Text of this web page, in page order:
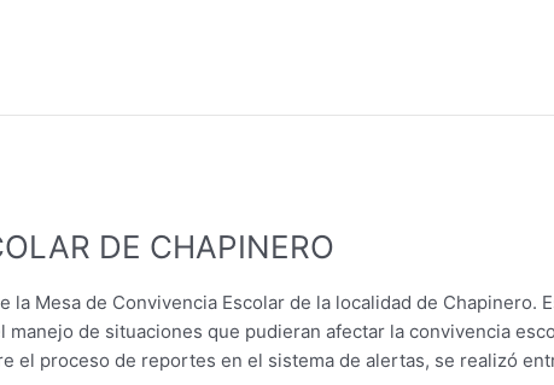
DE CHAPINERO
Mesa de Convivencia Escolar de la localidad de Chapinero.
de situaciones que pudieran afectar la convivencia
el proceso de reportes en el sistema de alertas, se realizó